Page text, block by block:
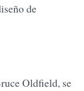
de
Oldfield, se